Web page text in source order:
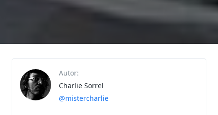
Autor:
Charlie Sorrel
@mistercharlie